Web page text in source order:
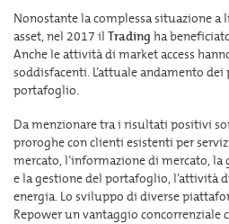
Nonostante la complessa situazione
asset, nel 2017 il Trading ha
Anche le attività di market access
soddisfacenti. L’attuale andamento
portafoglio.
Da menzionare tra i risultati positivi
proroghe con clienti esistenti per
mercato, l’informazione di mercato,
e la gestione del portafoglio, l’attività
energia. Lo sviluppo di diverse
Repower un vantaggio concorrenziale